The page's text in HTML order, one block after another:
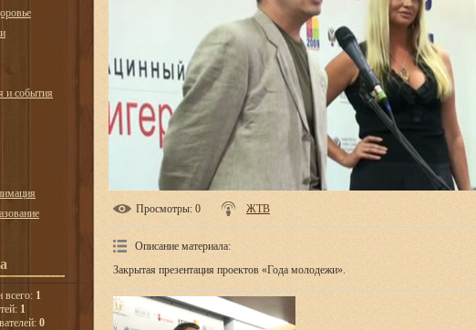
и события
всего: 1
1
0
Просмотры: 0 ЖТВ
Описание материала:
Закрытая презентация проектов «Года молодежи».